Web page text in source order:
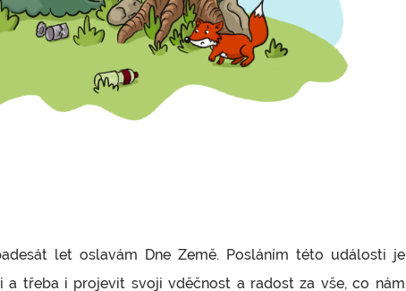
let oslavám Dne Země. Posláním této události je
a třeba i projevit svoji vděčnost a radost za vše, co nám